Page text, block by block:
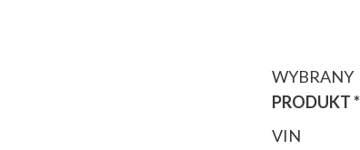
WYBRANY
PRODUKT *
VIN